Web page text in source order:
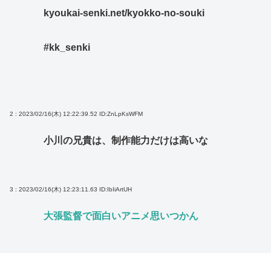
kyoukai-senki.net/kyokko-no-souki
#kk_senki
2 : 2023/02/16(木) 12:22:39.52 ID:ZnLpKsWFM
小川の兄貴は、制作能力だけは高いな
3 : 2023/02/16(木) 12:23:11.63 ID:IbIiArtUH
大張監督で面白いアニメ思いつかん